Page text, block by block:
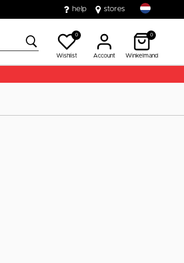
help stores
0
Wishlist Account
0
Winkelmand